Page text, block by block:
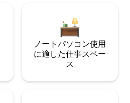
ノートパソコン使用
に適した仕事スペー
ス